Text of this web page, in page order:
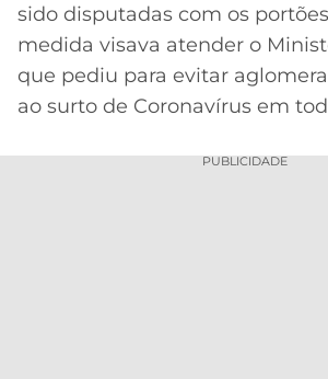
sido disputadas com os
medida visava atender o
que pediu para evitar
ao surto de Coronavírus em
PUBLICIDADE